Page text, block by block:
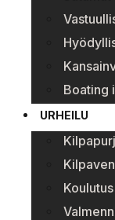
Boating
URHEILU
Koulutus